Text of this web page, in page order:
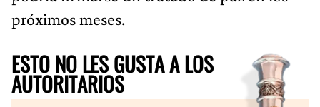
próximos meses.
ESTO NO LES GUSTA A LOS
AUTORITARIOS